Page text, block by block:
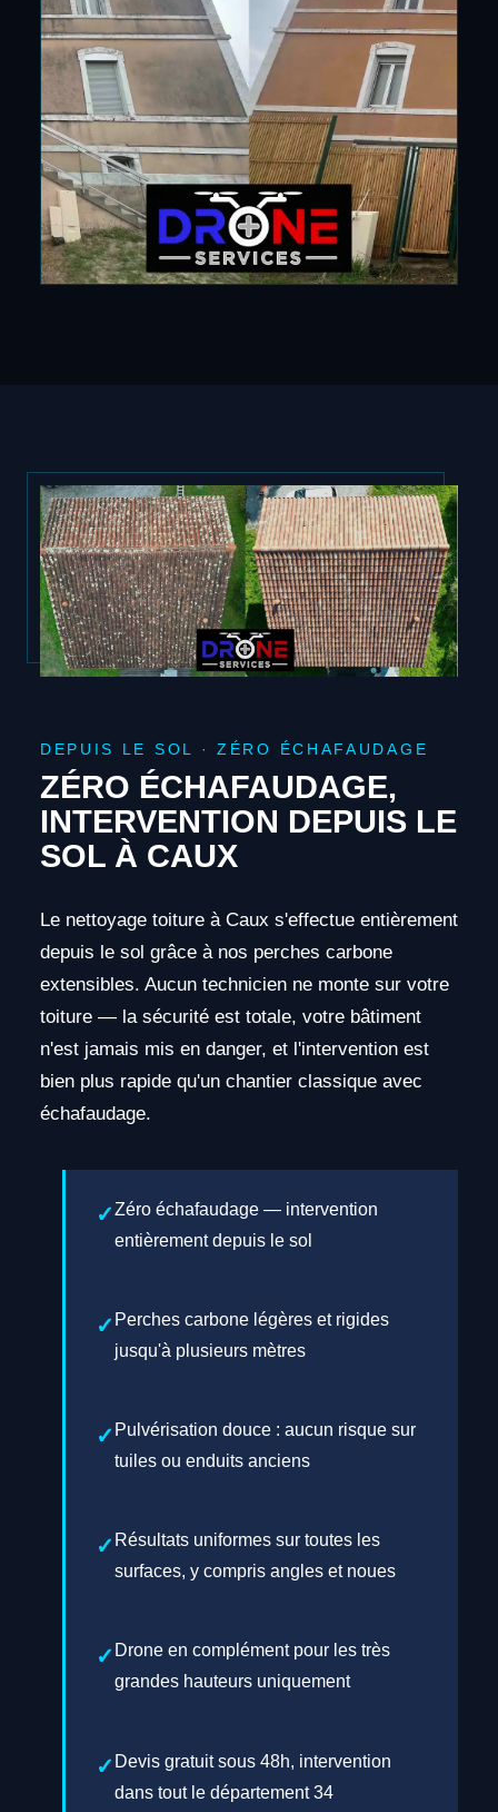
DEPUIS LE SOL · ZÉRO ÉCHAFAUDAGE
ZÉRO ÉCHAFAUDAGE,
INTERVENTION DEPUIS LE
SOL À CAUX
Le nettoyage toiture à Caux s'effectue entièrement
depuis le sol grâce à nos perches carbone
extensibles. Aucun technicien ne monte sur votre
toiture — la sécurité est totale, votre bâtiment
n'est jamais mis en danger, et l'intervention est
bien plus rapide qu'un chantier classique avec
échafaudage.
Zéro échafaudage — intervention
entièrement depuis le sol
Perches carbone légères et rigides
jusqu'à plusieurs mètres
Pulvérisation douce : aucun risque sur
tuiles ou enduits anciens
Résultats uniformes sur toutes les
surfaces, y compris angles et noues
Drone en complément pour les très
grandes hauteurs uniquement
Devis gratuit sous 48h, intervention
dans tout le département 34